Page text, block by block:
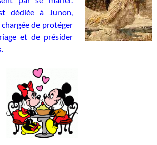
dédiée à Junon,
de protéger
et de présider